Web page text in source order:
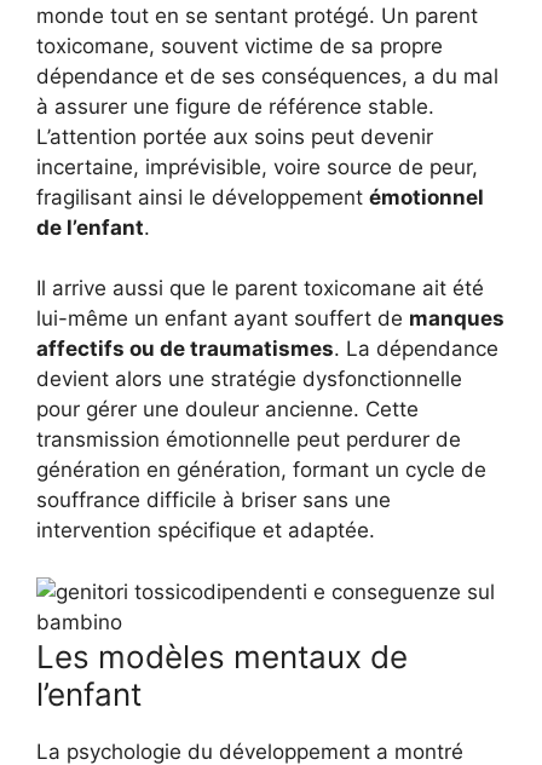
monde tout en se sentant protégé. Un parent
toxicomane, souvent victime de sa propre
dépendance et de ses conséquences, a du mal
à assurer une figure de référence stable.
L’attention portée aux soins peut devenir
incertaine, imprévisible, voire source de peur,
fragilisant ainsi le développement émotionnel
de l’enfant.
Il arrive aussi que le parent toxicomane ait été
lui-même un enfant ayant souffert de manques
affectifs ou de traumatismes. La dépendance
devient alors une stratégie dysfonctionnelle
pour gérer une douleur ancienne. Cette
transmission émotionnelle peut perdurer de
génération en génération, formant un cycle de
souffrance difficile à briser sans une
intervention spécifique et adaptée.
Les modèles mentaux de
l’enfant
La psychologie du développement a montré